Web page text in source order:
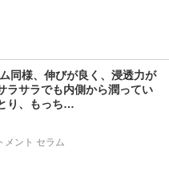
同様、伸びが良く、浸透力が
ラサラでも内側から潤ってい
り、もっち…
メント セラム